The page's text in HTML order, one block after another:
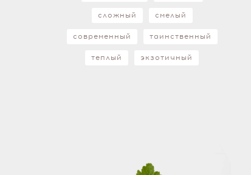
сложный смелый
современный таинственный
теплый экзотичный